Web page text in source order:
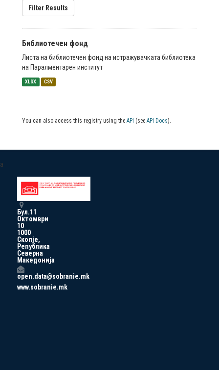
Filter Results
Библиотечен фонд
Листа на библиотечен фонд на истражувачката библиотека
на Паралментарен институт
XLSX CSV
You can also access this registry using the API (see API Docs).
a
Бул.11
Октомври
10
1000
Скопје,
Република
Северна
Македонија
open.data@sobranie.mk
www.sobranie.mk